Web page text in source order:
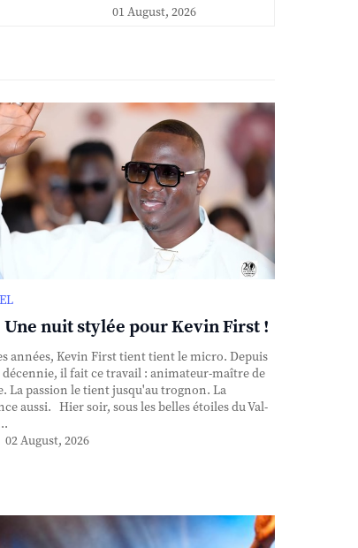
01 August, 2026
Une nuit stylée pour Kevin First !
années, Kevin First tient tient le micro. Depuis
décennie, il fait ce travail : animateur-maître de
La passion le tient jusqu'au trognon. La
aussi. Hier soir, sous les belles étoiles du Val-
02 August, 2026